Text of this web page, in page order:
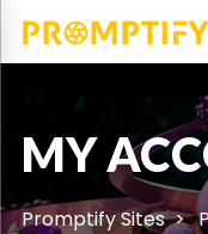
MY
Promptify Sites